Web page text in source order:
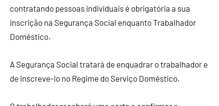
contratando pessoas individuais é obrigatória a sua
inscrição na Segurança Social enquanto Trabalhador
Doméstico.
A Segurança Social tratará de enquadrar o trabalhador e
de inscreve-lo no Regime do Serviço Doméstico.